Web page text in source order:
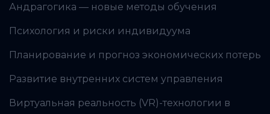
Андрагогика — новые методы обучения
Психология и риски индивидуума
Планирование и прогноз экономических потерь
Развитие внутренних систем управления
Виртуальная реальность (VR)-технологии в